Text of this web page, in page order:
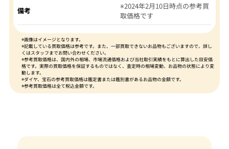
備考
※2024年2月10日時点の参考買
取価格です
※画像はイメージとなります。
※記載している買取価格は参考です。また、一部買取できないお品物もございますので、詳し
くはスタッフまでお問い合わせください。
※参考買取価格は、国内外の相場、市場流通価格および当社取引実績をもとに算出した目安価
格です。実際の買取価格を保証するものではなく、査定時の相場変動、お品物の状態により変
動します。
※ダイヤ、宝石の参考買取価格は鑑定書または鑑別書があるお品物の金額です。
※参考買取価格は全て税込金額です。